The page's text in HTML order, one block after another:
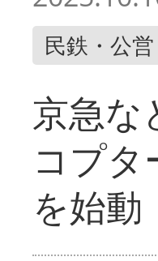
民鉄・公
京急
コプ
を始動